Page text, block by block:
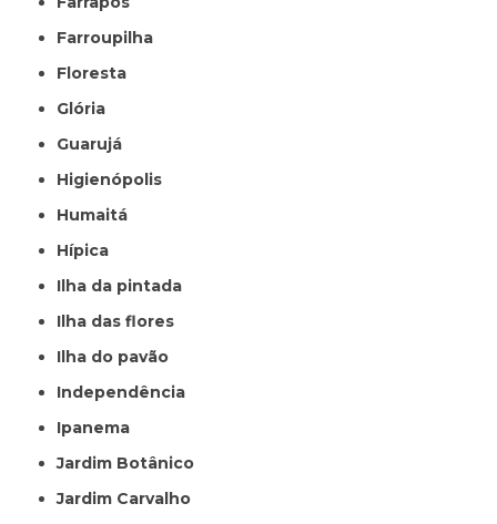
Farroupilha
Floresta
Glória
Guarujá
Higienópolis
Humaitá
Hípica
Ilha da pintada
Ilha das flores
Ilha do pavão
Independência
Ipanema
Jardim Botânico
Jardim Carvalho